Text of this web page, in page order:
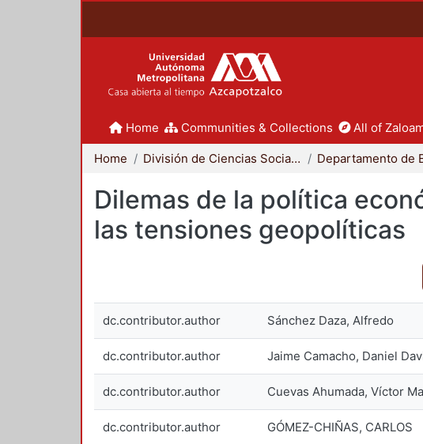
Home Communities & Collections All of
Home División de Ciencias Sociales y Humanidades Departamento de
Dilemas de la política
las tensiones geopolíticas
dc.contributor.author Sánchez Daza, Alfredo
dc.contributor.author Jaime Camacho, Daniel
dc.contributor.author Cuevas Ahumada, Víctor
dc.contributor.author GÓMEZ-CHIÑAS, CARLOS